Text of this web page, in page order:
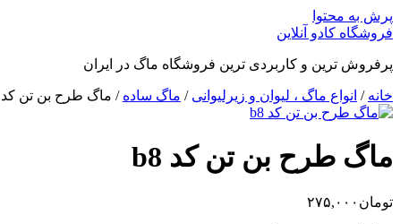
پرش به محتوا
فروشگاه کادو آنلاین
پرفروش ترین و کاربردی ترین فروشگاه ماگ در ایران
خانه / انواع ماگ ، لیوان و زیرلیوانی / ماگ ساده / ماگ طرح بن تن کد b8
ماگ طرح بن تن کد b8
تومان ۲۷۵,۰۰۰